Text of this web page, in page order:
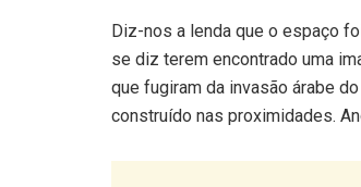
Diz-nos a lenda que o espaço
se diz terem encontrado uma
que fugiram da invasão árabe
construído nas proximidades.